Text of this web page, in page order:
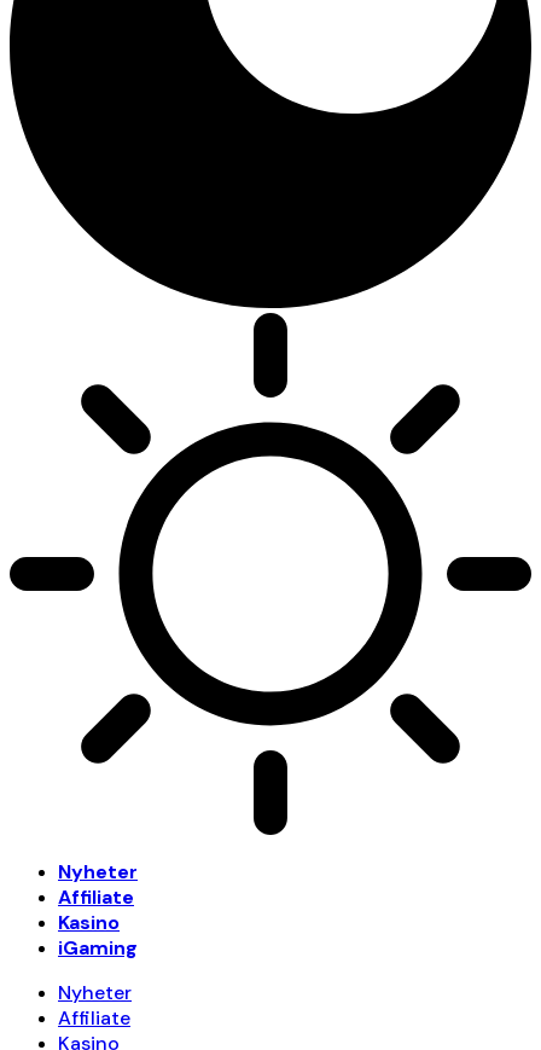
Nyheter
Affiliate
Kasino
iGaming
Nyheter
Affiliate
Kasino